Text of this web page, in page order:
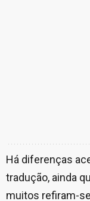
Há diferenças
tradução, ainda
muitos refiram-